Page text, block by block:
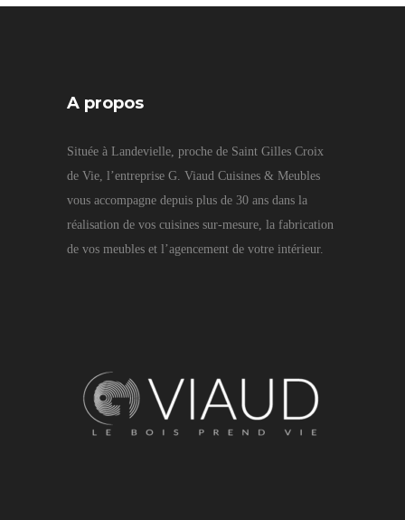
A propos
Située à Landevielle, proche de Saint Gilles Croix
de Vie, l’entreprise G. Viaud Cuisines & Meubles
vous accompagne depuis plus de 30 ans dans la
réalisation de vos cuisines sur-mesure, la fabrication
de vos meubles et l’agencement de votre intérieur.